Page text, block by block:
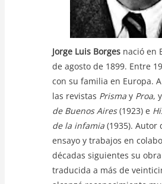
Jorge Luis Borges nació en
de agosto de 1899. Entre
con su familia en Europa.
las revistas Prisma y Proa,
de Buenos Aires(1923) e
de la infamia (1935). Autor
ensayo y trabajos en
décadas siguientes su
traducida a más de